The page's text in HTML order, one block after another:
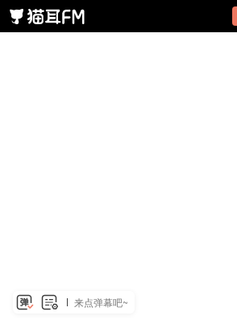
来点弹幕吧~